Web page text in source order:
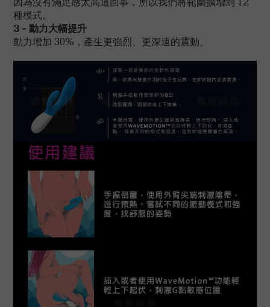
種模式。
3 - 動力大幅提升
動力增加 30%，產生更強烈、更深遠的震動。